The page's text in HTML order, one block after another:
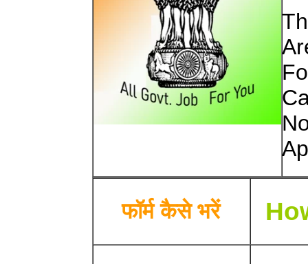
फॉर्म कैसे भरें